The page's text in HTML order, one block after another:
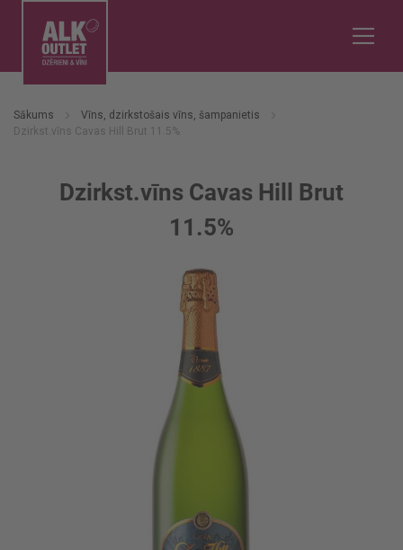
Sākums
Vīns, dzirkstošais vīns, šampanietis
Dzirkst.vīns Cavas Hill Brut 11.5%
Dzirkst.vīns Cavas Hill Brut
11.5%